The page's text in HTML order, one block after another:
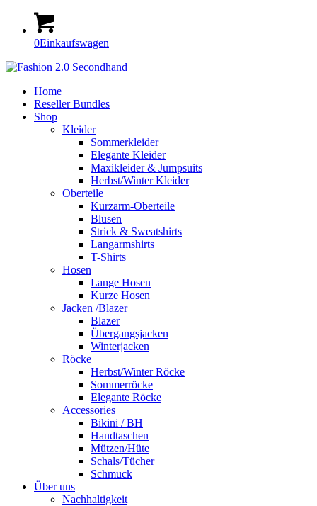
0Einkaufswagen
Home
Reseller Bundles
Shop
Kleider
Sommerkleider
Elegante Kleider
Maxikleider & Jumpsuits
Herbst/Winter Kleider
Oberteile
Kurzarm-Oberteile
Blusen
Strick & Sweatshirts
Langarmshirts
T-Shirts
Hosen
Lange Hosen
Kurze Hosen
Jacken /Blazer
Blazer
Übergangsjacken
Winterjacken
Röcke
Herbst/Winter Röcke
Sommerröcke
Elegante Röcke
Accessories
Bikini / BH
Handtaschen
Mützen/Hüte
Schals/Tücher
Schmuck
Über uns
Nachhaltigkeit